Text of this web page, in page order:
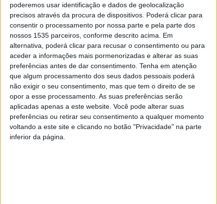
poderemos usar identificação e dados de geolocalização
precisos através da procura de dispositivos. Poderá clicar para
consentir o processamento por nossa parte e pela parte dos
nossos 1535 parceiros, conforme descrito acima. Em
alternativa, poderá clicar para recusar o consentimento ou para
aceder a informações mais pormenorizadas e alterar as suas
preferências antes de dar consentimento. Tenha em atenção
que algum processamento dos seus dados pessoais poderá
não exigir o seu consentimento, mas que tem o direito de se
opor a esse processamento. As suas preferências serão
aplicadas apenas a este website. Você pode alterar suas
preferências ou retirar seu consentimento a qualquer momento
voltando a este site e clicando no botão "Privacidade" na parte
inferior da página.
Este é um concerto inserido na edição de 2025 do
Festival Singular, levado a cabo pela Terceira Pessoa,
direcionada para o público escolar.
O precipitado anúncio do fim do rock é algo que aqui não
tem lugar. Levi Martins apresenta o seu mais recente
trabalho, que com os seus filhos como inspiração e
estreando-se nas canções em português, fez um
conjunto de temas que sublinham que o rock é para
qualquer pessoa, para qualquer idade, referiu Óscar
Silva, da Terceira Pessoa.